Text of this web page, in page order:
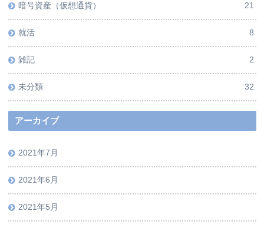
暗号資産（仮想通貨） 21
就活 8
雑記 2
未分類 32
アーカイブ
2021年7月
2021年6月
2021年5月